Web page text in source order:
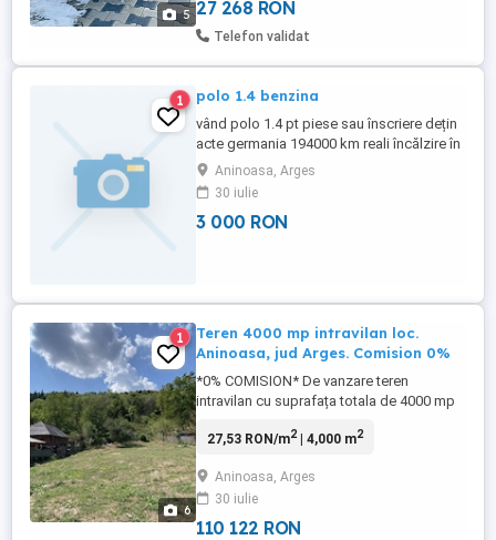
5
exclusiv in service autorizat ...
27 268 RON
Telefon validat
1 polo 1.4 benzina
vând polo 1.4 pt piese sau înscriere dețin
acte germania 194000 km reali încălzire în
scaune mai mult detai la tel 0749624882
dezmembrez sau întreaga
Aninoasa, Arges
30 iulie
3 000 RON
6
1
Teren 4000 mp intravilan loc.
Aninoasa, jud Arges. Comision 0%
*0% COMISION* De vanzare teren
intravilan cu suprafața totala de 4000 mp
Valea Silistii, jud. Argeș. Proprietatea este
impartita astfel: - 919 mp – teren plan,
perfect pentru construcții; - 3061 mp –
deal impadurit, ...
27,53 RON/m2| 4,000 m2
Aninoasa, Arges
30 iulie
110 122 RON